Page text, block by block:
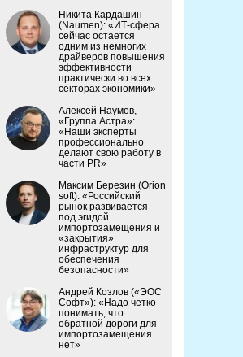
Никита Кардашин
(Naumen): «ИТ-сфера
сейчас остается
одним из немногих
драйверов повышения
эффективности
практически во всех
секторах экономики»
Алексей Наумов,
«Группа Астра»:
«Наши эксперты
профессионально
делают свою работу в
части PR»
Максим Березин (Orion
soft): «Российский
рынок развивается
под эгидой
импортозамещения и
«закрытия»
инфраструктур для
обеспечения
безопасности»
Андрей Козлов («ЭОС
Софт»): «Надо четко
понимать, что
обратной дороги для
импортозамещения
нет»